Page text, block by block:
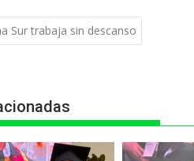
s
e
e
r
e
g
m
n
t
Sur trabaja sin descanso